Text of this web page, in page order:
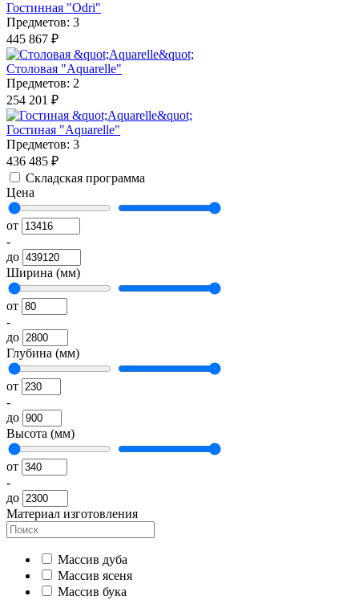
Гостинная "Odri"
Предметов: 3
445 867 ₽
Столовая "Aquarelle"
Предметов: 2
254 201 ₽
Гостиная "Aquarelle"
Предметов: 3
436 485 ₽
Складская программа
Цена
от
-
до
Ширина (мм)
от
-
до
Глубина (мм)
от
-
до
Высота (мм)
от
-
до
Материал изготовления
Массив дуба
Массив ясеня
Массив бука